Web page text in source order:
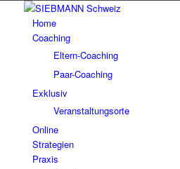
Home
Coaching
Eltern-Coaching
Paar-Coaching
Exklusiv
Veranstaltungsorte
Online
Strategien
Praxis